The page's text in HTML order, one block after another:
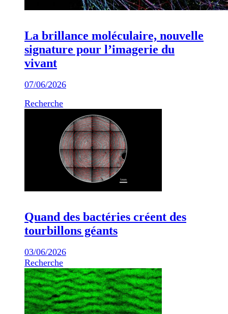
La brillance moléculaire, nouvelle
signature pour l’imagerie du
vivant
07/06/2026
Recherche
Quand des bactéries créent des
tourbillons géants
03/06/2026
Recherche